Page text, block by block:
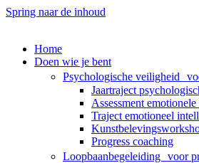
Spring naar de inhoud
Home
Doen wie je bent
Psychologische veiligheid
Jaartraject
Assessment
Traject emotioneel
Progress coaching
Loopbaanbegeleiding voor